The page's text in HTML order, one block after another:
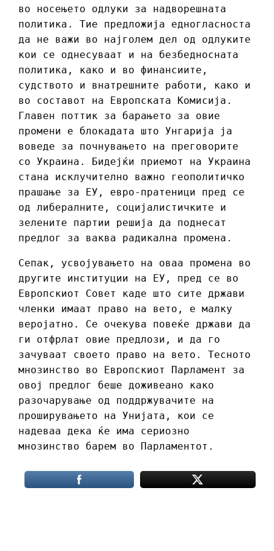
во носењето одлуки за надворешната
политика. Тие предложија едногласноста
да не важи во најголем дел од одлуките
кои се однесуваат и на безбедносната
политика, како и во финансиите,
судството и внатрешните работи, како и
во составот на Европската Комисија.
Главен поттик за барањето за овие
промени е блокадата што Унгарија ја
воведе за почнувањето на преговорите
со Украина. Бидејќи приемот на Украина
стана исклучително важно геополитичко
прашање за ЕУ, евро-пратеници пред се
од либералните, социјалистичките и
зелените партии решија да поднесат
предлог за ваква радикална промена.
Сепак, усвојувањето на оваа промена во
другите институции на ЕУ, пред се во
Европскиот Совет каде што сите држави
членки имаат право на вето, е малку
веројатно. Се очекува повеќе држави да
ги отфрлат овие предлози, и да го
зачуваат своето право на вето. Тесното
мнозинство во Европскиот Парламент за
овој предлог беше доживеано како
разочарување од поддржувачите на
проширувањето на Унијата, кои се
надеваа дека ќе има сериозно
мнозинство барем во Парламентот.